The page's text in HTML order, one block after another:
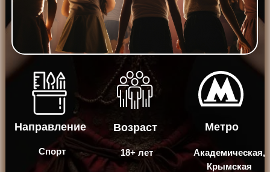
Направление
Спорт
Возраст
18+ лет
Метро
Академическая,
Крымская